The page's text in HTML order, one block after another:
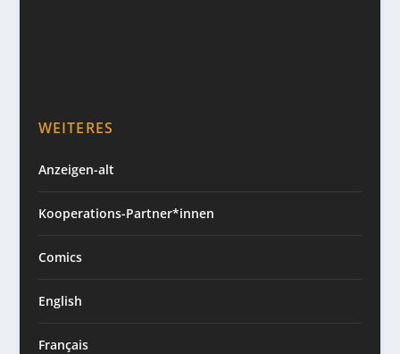
WEITERES
Anzeigen-alt
Kooperations-Partner*innen
Comics
English
Français